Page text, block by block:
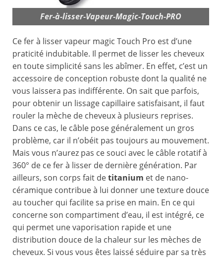
Fer-à-lisser-Vapeur-Magic-Touch-PRO
Ce fer à lisser vapeur magic Touch Pro est d’une
praticité indubitable. Il permet de lisser les cheveux
en toute simplicité sans les abîmer. En effet, c’est un
accessoire de conception robuste dont la qualité ne
vous laissera pas indifférente. On sait que parfois,
pour obtenir un lissage capillaire satisfaisant, il faut
rouler la mèche de cheveux à plusieurs reprises.
Dans ce cas, le câble pose généralement un gros
problème, car il n’obéit pas toujours au mouvement.
Mais vous n’aurez pas ce souci avec le câble rotatif à
360° de ce fer à lisser de dernière génération. Par
ailleurs, son corps fait detitanium et de nano-
céramique contribue à lui donner une texture douce
au toucher qui facilite sa prise en main. En ce qui
concerne son compartiment d’eau, il est intégré, ce
qui permet une vaporisation rapide et une
distribution douce de la chaleur sur les mèches de
cheveux. Si vous vous êtes laissé séduire par sa très